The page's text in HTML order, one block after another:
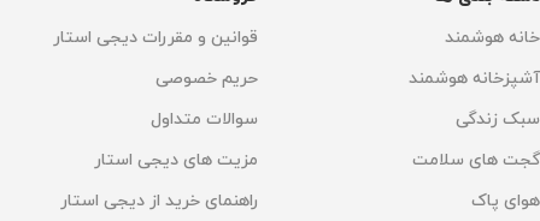
ابعاد 145 × 62 × 65 میلی‌متر
فیلتراسیون
ضد جریان برگشت‌
خانه هوشمند
آشپزخانه هوشمند
سبک زندگی
گجت های سلامت
هوای پاک
قوانین و مقررات دیجی استار
حریم خصوصی
سوالات متداول
مزیت های دیجی استار
راهنمای خرید از دیجی استار